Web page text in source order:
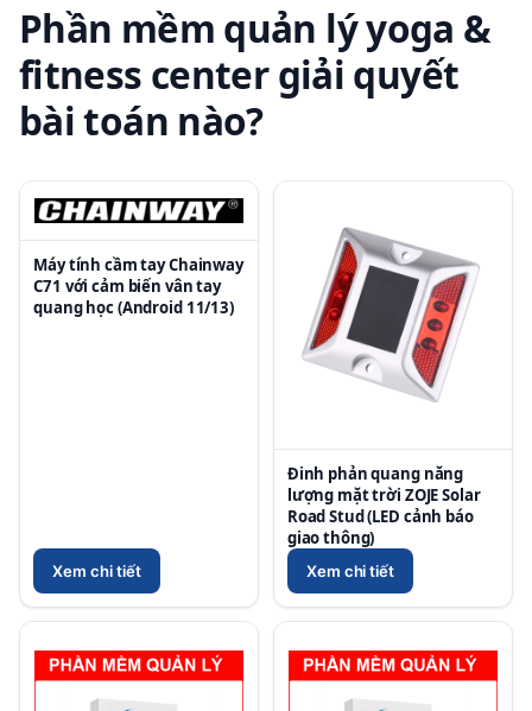
Phần mềm quản lý yoga &
fitness center giải quyết
bài toán nào?
Máy tính cầm tay Chainway
C71 với cảm biến vân tay
quang học (Android 11/13)
Xem chi tiết
Đinh phản quang năng
lượng mặt trời ZOJE Solar
Road Stud (LED cảnh báo
giao thông)
Xem chi tiết